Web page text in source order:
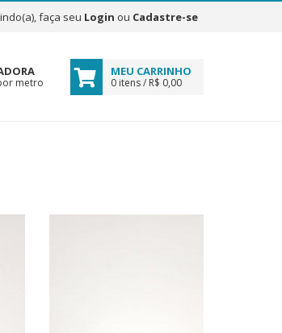
faça seu Login ou Cadastre-se
metro
MEU CARRINHO
0 itens / R$ 0,00